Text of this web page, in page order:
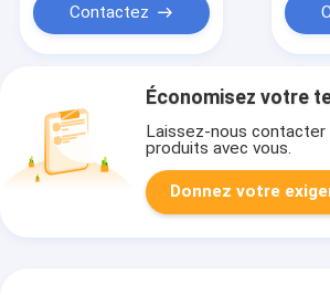
Contactez
Économisez votre
Laissez-nous contacter
produits avec vous.
Donnez votre